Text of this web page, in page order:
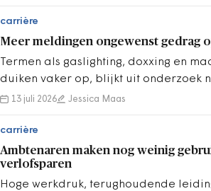
carrière
Meer meldingen ongewenst gedrag
Termen als gaslighting, doxxing en
duiken vaker op, blijkt uit onderzoek
gedrag bij gemeenten en provincies.
13 juli 2026 Jessica Maas
carrière
Ambtenaren maken nog weinig
verlofsparen
Hoge werkdruk, terughoudende